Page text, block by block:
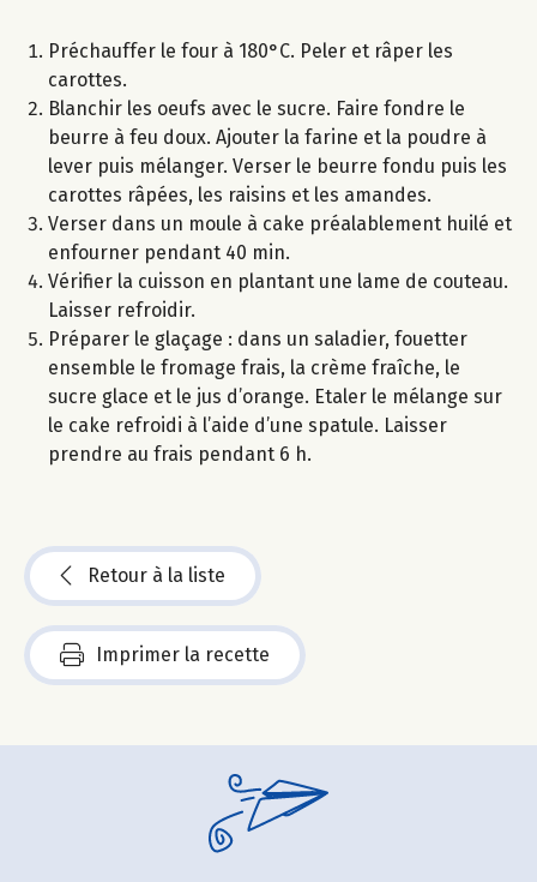
Préchauffer le four à 180°C. Peler et râper les
carottes.
Blanchir les oeufs avec le sucre. Faire fondre le
beurre à feu doux. Ajouter la farine et la poudre à
lever puis mélanger. Verser le beurre fondu puis les
carottes râpées, les raisins et les amandes.
Verser dans un moule à cake préalablement huilé et
enfourner pendant 40 min.
Vérifier la cuisson en plantant une lame de couteau.
Laisser refroidir.
Préparer le glaçage : dans un saladier, fouetter
ensemble le fromage frais, la crème fraîche, le
sucre glace et le jus d’orange. Etaler le mélange sur
le cake refroidi à l’aide d’une spatule. Laisser
prendre au frais pendant 6 h.
Retour à la liste
Imprimer la recette